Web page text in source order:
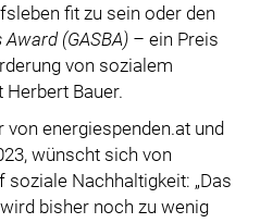
fit zu sein oder den
(GASBA) – ein Preis
von sozialem
Herbert Bauer.
von energiespenden.at und
wünscht sich von
soziale Nachhaltigkeit: „Das
bisher noch zu wenig